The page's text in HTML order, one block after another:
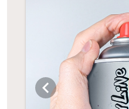
chevron_left